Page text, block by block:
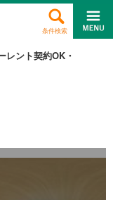
条件検索
レント契約OK・